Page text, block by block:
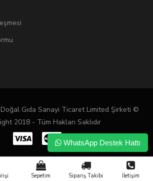
Sepetim Sipariş Takibi İletişim
Gıda Sanayi Ticaret Limited Şirketi ©
2018 - Tüm Hakları Saklıdır
WhatsApp Destek Hattı